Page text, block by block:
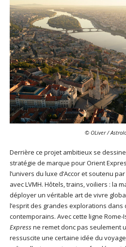
© OLiver /
Derrière ce projet ambitieux se
stratégie de marque pour Orient
l’univers du luxe d’Accor et soutenu
avec LVMH. Hôtels, trains, voiliers : la
déployer un véritable art de vivre
l’esprit des grandes explorations dans
contemporains. Avec cette ligne Rome-
Expressne remet donc pas seulement
ressuscite une certaine idée du